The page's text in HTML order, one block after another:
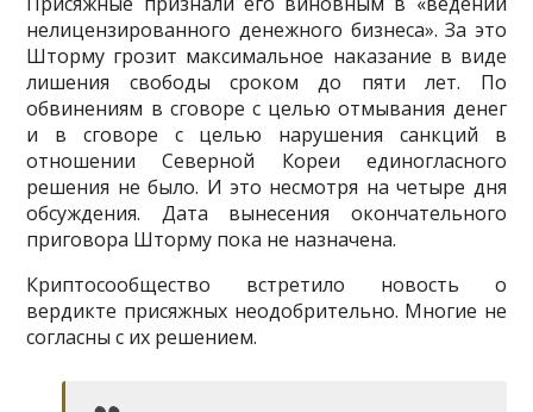
нелицензированного денежного бизнеса». За это
Шторму грозит максимальное наказание в виде
лишения свободы сроком до пяти лет. По
обвинениям в сговоре с целью отмывания денег
и в сговоре с целью нарушения санкций в
отношении Северной Кореи единогласного
решения не было. И это несмотря на четыре дня
обсуждения. Дата вынесения окончательного
приговора Шторму пока не назначена.
Криптосообщество встретило новость о
вердикте присяжных неодобрительно. Многие не
согласны с их решением.